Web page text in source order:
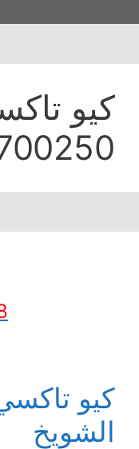
كيو
60700250
كيو
الشويخ